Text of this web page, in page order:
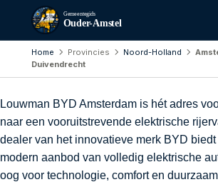
Gemeentegids
Ouder-Amstel
Home Provincies Noord-Holland
Duivendrecht
Louwman BYD Amsterdam is hét adres
naar een vooruitstrevende elektrische
dealer van het innovatieve merk BYD
modern aanbod van volledig elektrische
oog voor technologie, comfort en